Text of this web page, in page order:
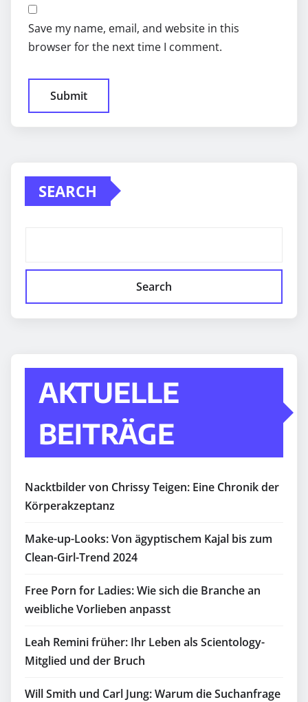
Save my name, email, and website in this
browser for the next time I comment.
SEARCH
Search
AKTUELLE
BEITRÄGE
Nacktbilder von Chrissy Teigen: Eine Chronik der
Körperakzeptanz
Make-up-Looks: Von ägyptischem Kajal bis zum
Clean-Girl-Trend 2024
Free Porn for Ladies: Wie sich die Branche an
weibliche Vorlieben anpasst
Leah Remini früher: Ihr Leben als Scientology-
Mitglied und der Bruch
Will Smith und Carl Jung: Warum die Suchanfrage